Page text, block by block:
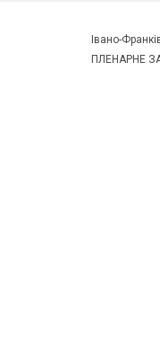
Івано-
ПЛЕНАРНЕ